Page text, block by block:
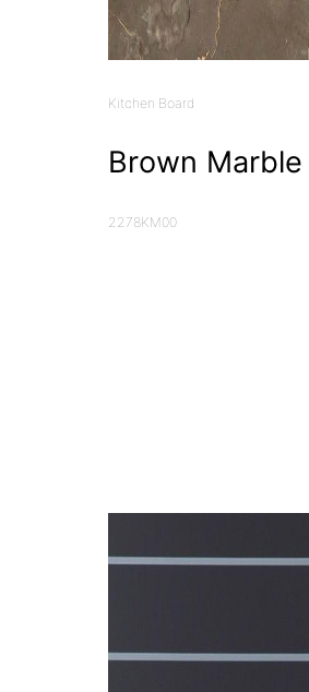
Kitchen Board
Brown Marble
2278KM00